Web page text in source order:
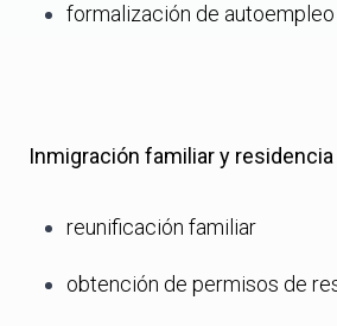
formalización de autoempleo
Inmigración familiar y residencia
reunificación familiar
obtención de permisos de